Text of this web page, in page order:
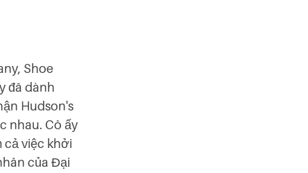
Shoe
đã dành
Hudson's
nhau. Cô ấy
cả việc khởi
của Đại